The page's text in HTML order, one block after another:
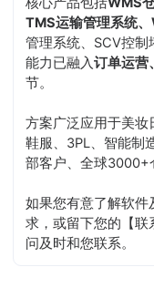
TMS运输管理系统
管理系统、SCV控
能力已融入订单运营
节。
方案广泛应用于美妆
鞋服、3PL、智能制
部客户、全球3000+
如果您有意了解软
求，或留下您的【
问及时和您联系。